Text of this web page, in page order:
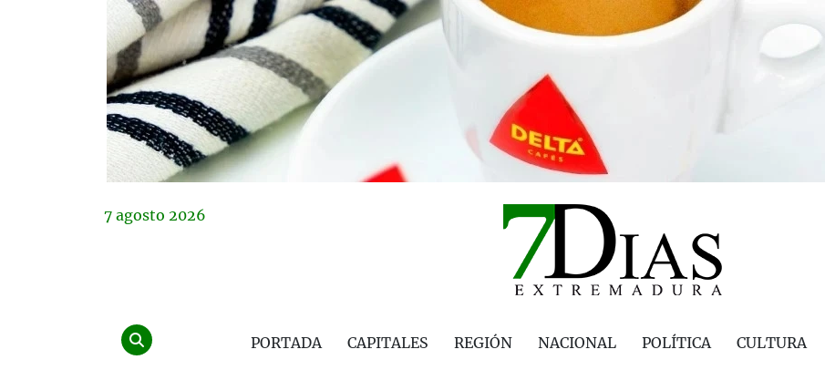
7 agosto 2026
PORTADA CAPITALES REGIÓN NACIONAL POLÍTICA CULTURA